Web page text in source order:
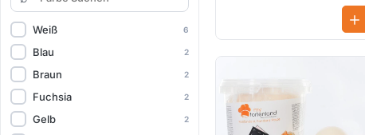
Weiß 6
Blau 2
Braun 2
Fuchsia 2
Gelb 2